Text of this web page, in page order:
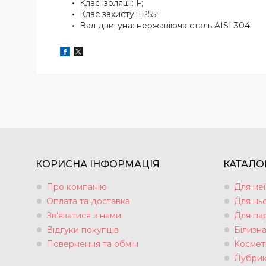
Клас ізоляції: F;
Клас захисту: IP55;
Вал двигуна: нержавіюча сталь AISI 304.
КОРИСНА ІНФОРМАЦІЯ
Про компанію
Оплата та доставка
Зв'язатися з нами
Відгуки покупців
Повернення та обмін
Для неї
Для
Для
Білизна